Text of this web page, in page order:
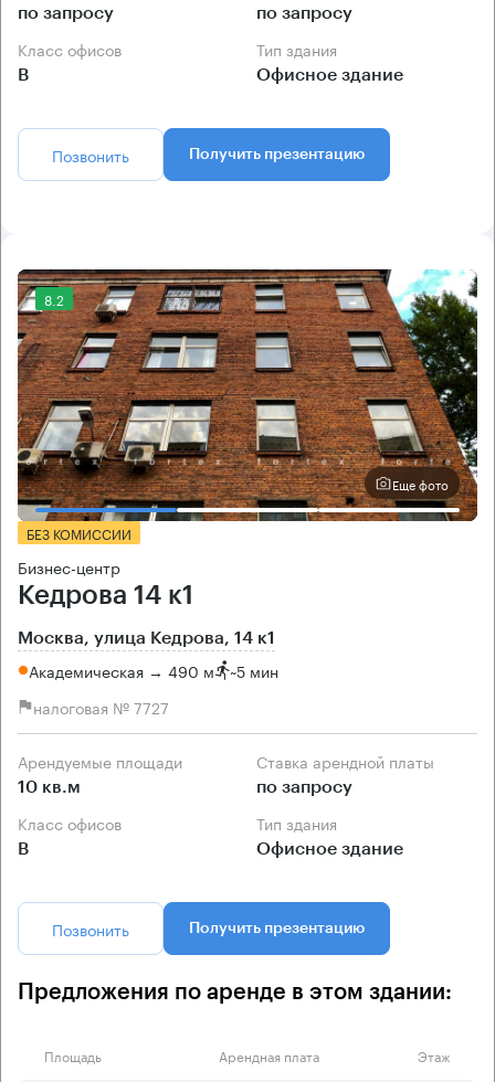
по запросу по запросу
Класс офисов
B
Тип здания
Офисное здание
Позвонить Получить презентацию
8.2
Еще фото
БЕЗ КОМИССИИ
Бизнес-центр
Кедрова 14 к1
Москва, улица Кедрова, 14 к1
Академическая → 490 м ~5 мин
налоговая № 7727
Арендуемые площади
10 кв.м
Ставка арендной платы
по запросу
Класс офисов
B
Тип здания
Офисное здание
Позвонить Получить презентацию
Предложения по аренде в этом здании:
Площадь Арендная плата Этаж